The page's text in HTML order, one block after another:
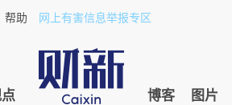
帮助 网上有害信息举报专区
博客 图片